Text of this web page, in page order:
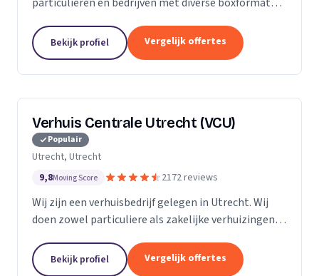
Bekijk profiel Vergelijk offertes
Verhuis Centrale Utrecht (VCU)
Populair
Utrecht, Utrecht
9,8Moving Score 2172 reviews
Wij zijn een verhuisbedrijf gelegen in Utrecht. Wij
doen zowel particuliere als zakelijke verhuizingen.
opslag van inboedel, de- en montageservice,...
Bekijk profiel Vergelijk offertes